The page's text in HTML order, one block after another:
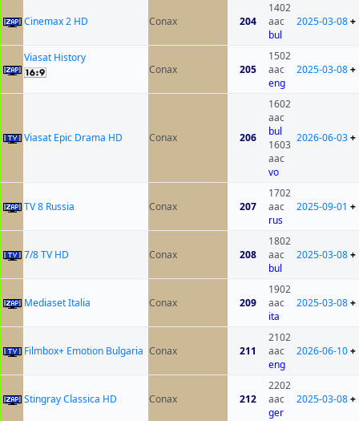
Cinemax 2 HD Conax 204
1402
aac
bul
2025-03-08+
Viasat History
Conax
205
1502
aac
eng
2025-03-08+
Viasat Epic Drama HD Conax 206
1602
aac
bul
1603
aac
vo
2026-06-03+
TV 8 Russia Conax 207
1702
aac
rus
2025-09-01 +
7/8 TV HD Conax 208
1802
aac
bul
2025-03-08+
Mediaset Italia Conax 209
1902
aac
ita
2025-03-08+
Filmbox+ Emotion Bulgaria Conax 211
2102
aac
eng
2026-06-10+
Stingray Classica HD Conax 212
2202
aac
ger
2025-03-08+